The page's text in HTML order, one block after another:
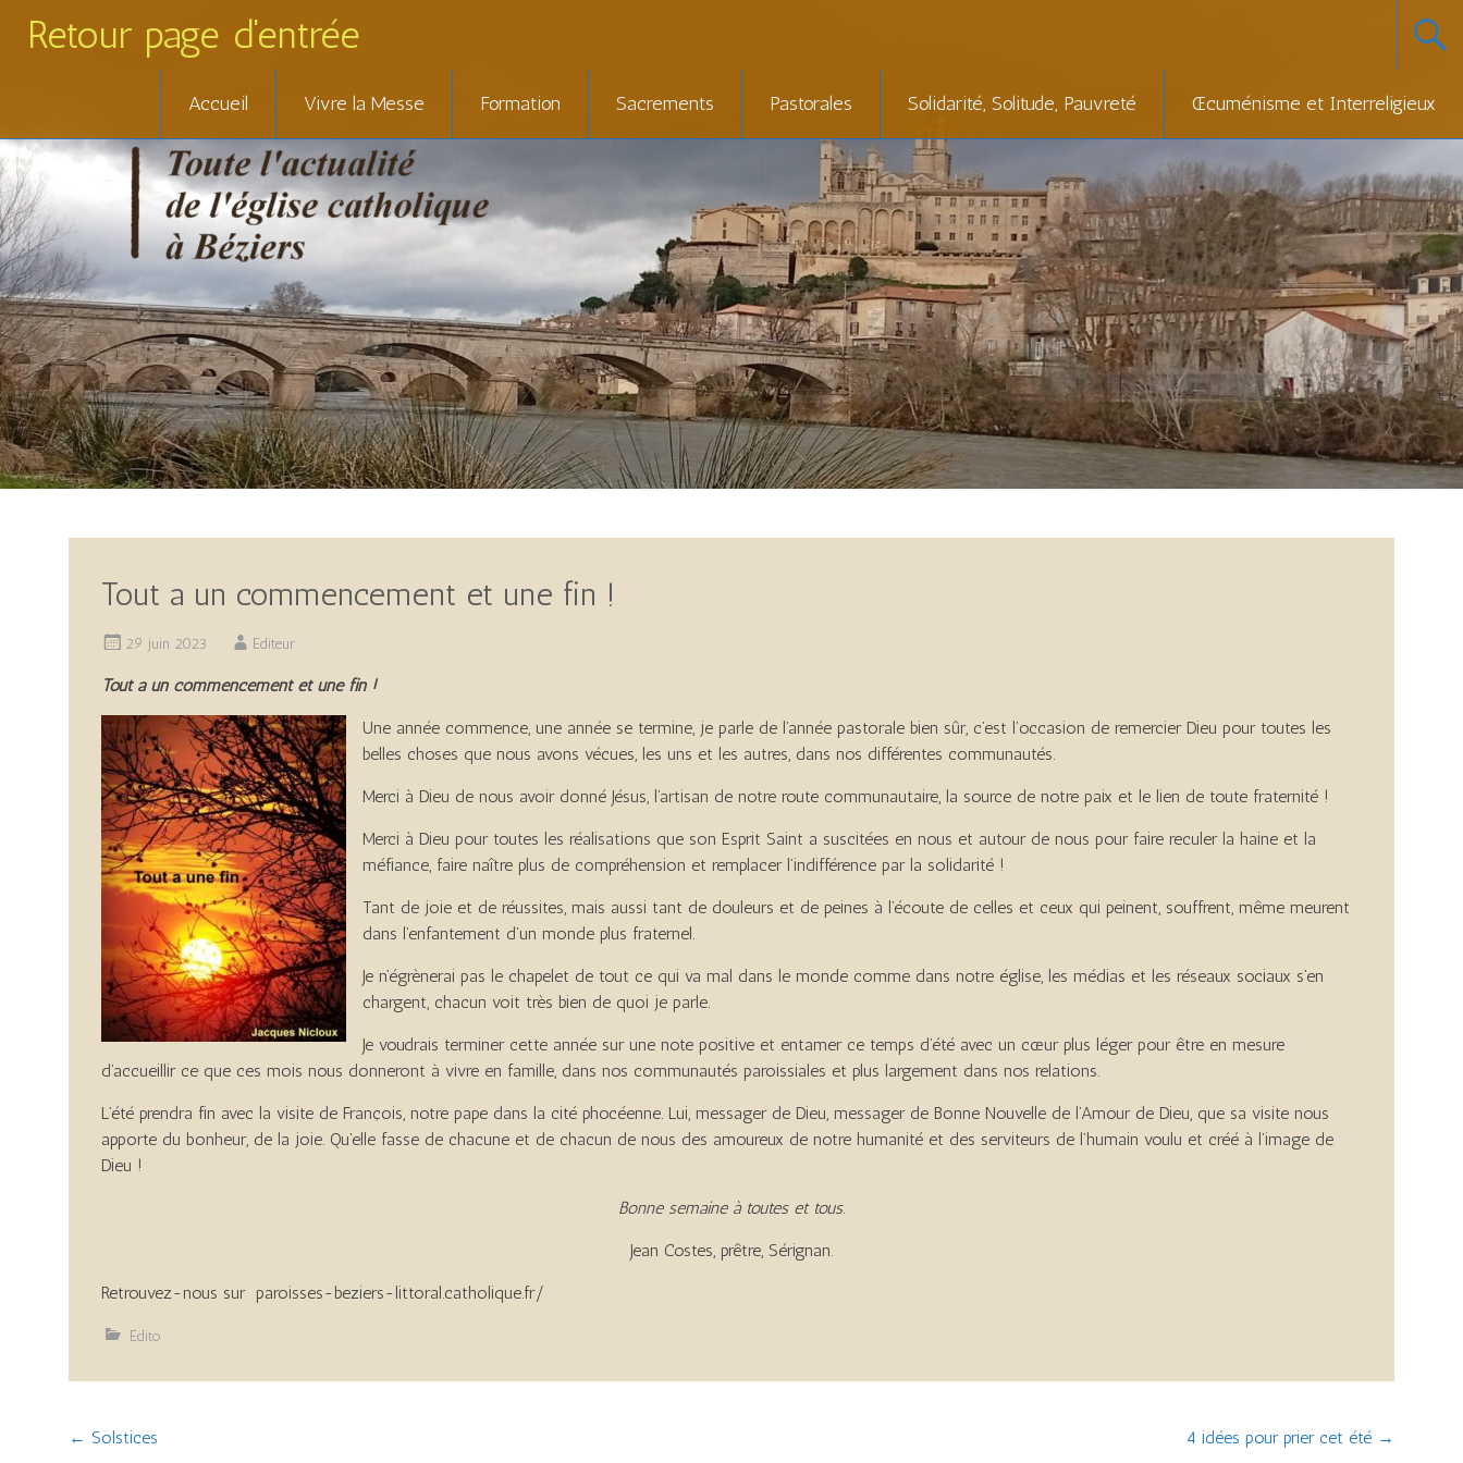
Retour page d'entrée
to
content
Accueil Vivre la Messe Formation Sacrements Pastorales Solidarité, Solitude, Pauvreté Œcuménisme et Interreligieux
Tout a un commencement et une fin !
29 juin 2023 Editeur
Tout a un commencement et une fin !
Une année commence, une année se termine, je parle de l’année pastorale bien sûr, c’est l’occasion de remercier Dieu pour toutes les
belles choses que nous avons vécues, les uns et les autres, dans nos différentes communautés.
Merci à Dieu de nous avoir donné Jésus, l’artisan de notre route communautaire, la source de notre paix et le lien de toute fraternité !
Merci à Dieu pour toutes les réalisations que son Esprit Saint a suscitées en nous et autour de nous pour faire reculer la haine et la
méfiance, faire naître plus de compréhension et remplacer l’indifférence par la solidarité !
Tant de joie et de réussites, mais aussi tant de douleurs et de peines à l’écoute de celles et ceux qui peinent, souffrent, même meurent
dans l’enfantement d’un monde plus fraternel.
Je n’égrènerai pas le chapelet de tout ce qui va mal dans le monde comme dans notre église, les médias et les réseaux sociaux s’en
chargent, chacun voit très bien de quoi je parle.
Je voudrais terminer cette année sur une note positive et entamer ce temps d’été avec un cœur plus léger pour être en mesure
d’accueillir ce que ces mois nous donneront à vivre en famille, dans nos communautés paroissiales et plus largement dans nos relations.
L’été prendra fin avec la visite de François, notre pape dans la cité phocéenne. Lui, messager de Dieu, messager de Bonne Nouvelle de l’Amour de Dieu, que sa visite nous
apporte du bonheur, de la joie. Qu’elle fasse de chacune et de chacun de nous des amoureux de notre humanité et des serviteurs de l’humain voulu et créé à l’image de
Dieu !
Bonne semaine à toutes et tous.
Jean Costes, prêtre, Sérignan.
Retrouvez-nous sur paroisses-beziers-littoral.catholique.fr/
Edito
Post
← Solstices 4 idées pour prier cet été →